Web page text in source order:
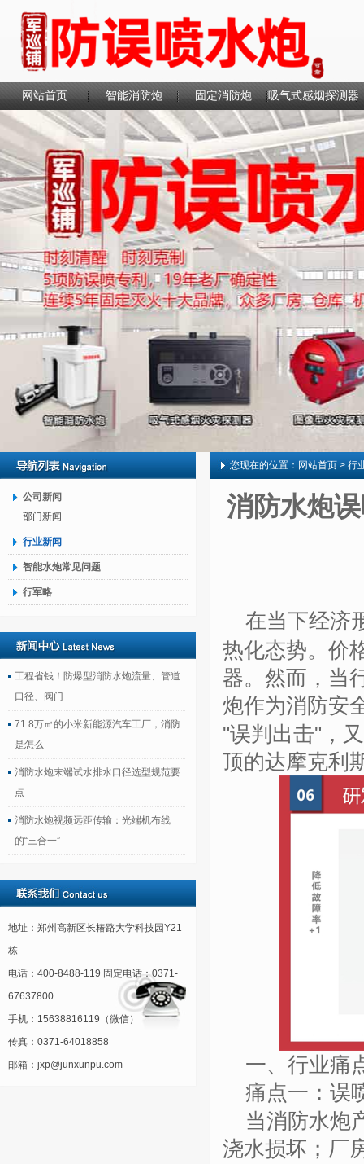
网站首页 智能消防炮 固定消防炮 吸气式感烟探测器
联系我们
公司新闻
部门新闻
行业新闻
智能水炮常见问题
行军略
工程省钱！防爆型消防水炮流量、管道
口径、阀门
71.8万㎡的小米新能源汽车工厂，消防
是怎么
消防水炮末端试水排水口径选型规范要
点
消防水炮视频远距传输：光端机布线
的“三合一”
地址：郑州高新区长椿路大学科技园Y21
栋
电话：400-8488-119 固定电话：0371-
67637800
手机：15638816119（微信）
传真：0371-64018858
邮箱：jxp@junxunpu.com
您现在的位置： 网站首页 > 行
消防水炮
在当下经济
热化态势。价
器。然而，当
炮作为消防安
"误判出击" ，
顶的达摩克利
一、行业痛
痛点一：误
当消防水炮
浇水损坏；厂